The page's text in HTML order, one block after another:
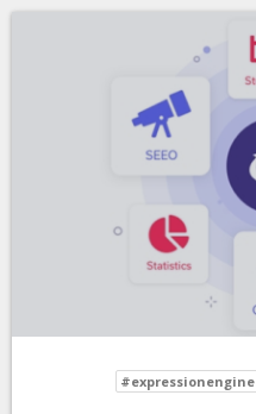
#expressionengine